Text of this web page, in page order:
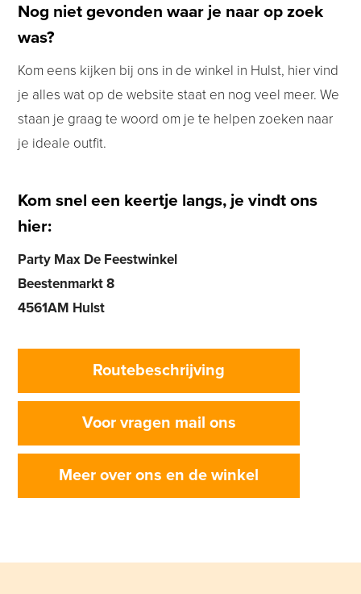
Nog niet gevonden waar je naar op zoek
was?
Kom eens kijken bij ons in de winkel in Hulst, hier vind
je alles wat op de website staat en nog veel meer. We
staan je graag te woord om je te helpen zoeken naar
je ideale outfit.
Kom snel een keertje langs, je vindt ons
hier:
Party Max De Feestwinkel
Beestenmarkt 8
4561AM Hulst
Routebeschrijving
Voor vragen mail ons
Meer over ons en de winkel